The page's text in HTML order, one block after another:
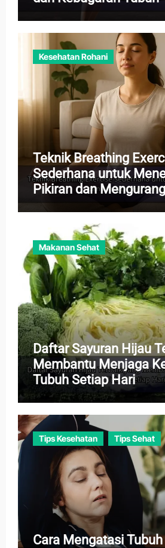
Kesehatan Rohani
Teknik Breathing
Sederhana untuk
Pikiran dan
Harian
Makanan Sehat
Daftar Sayuran Hijau
Membantu Menjaga
Tubuh Setiap Hari
Tips Kesehatan Tips Sehat
Cara Mengatasi